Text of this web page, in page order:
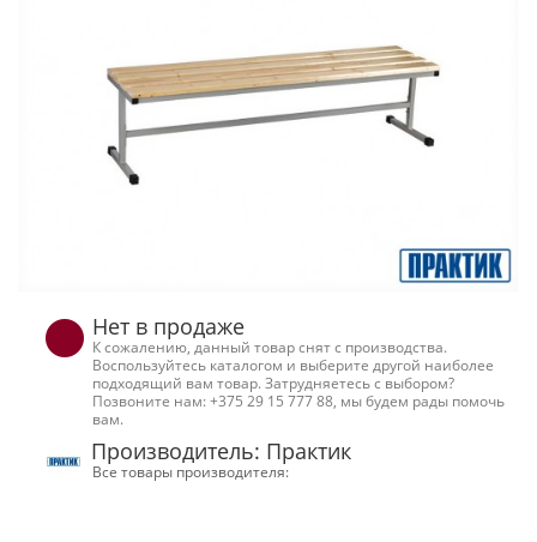
Нет в продаже
К сожалению, данный товар снят с производства.
Воспользуйтесь каталогом и выберите другой наиболее
подходящий вам товар. Затрудняетесь с выбором?
Позвоните нам: +375 29 15 777 88, мы будем рады помочь
вам.
Производитель: Практик
Все товары производителя: